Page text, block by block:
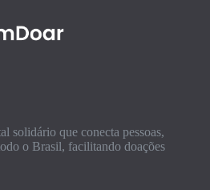
solidário que conecta pessoas,
o Brasil, facilitando doações